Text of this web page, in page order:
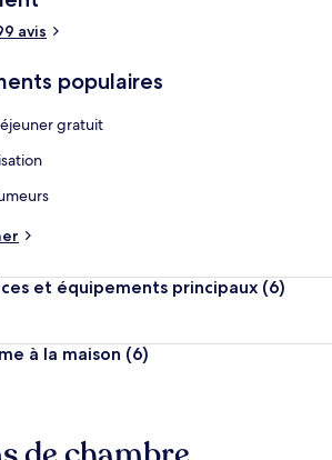
avis
populaires
gratuit
et équipements principaux (6)
à la maison (6)